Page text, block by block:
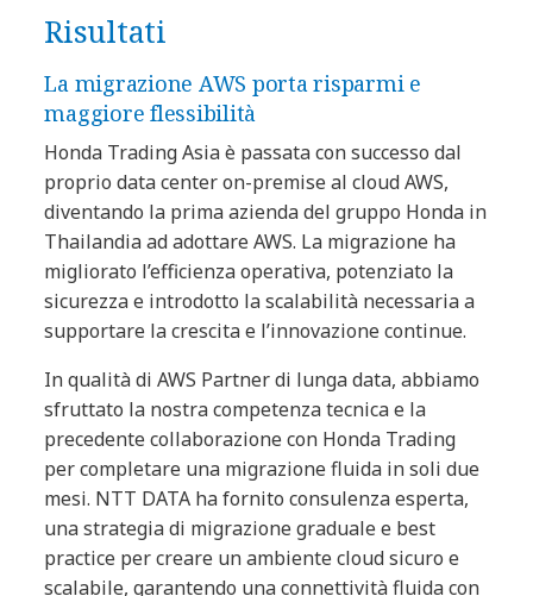
Risultati
La migrazione AWS porta risparmi e
maggiore flessibilità
Honda Trading Asia è passata con successo dal
proprio data center on-premise al cloud AWS,
diventando la prima azienda del gruppo Honda in
Thailandia ad adottare AWS. La migrazione ha
migliorato l’efficienza operativa, potenziato la
sicurezza e introdotto la scalabilità necessaria a
supportare la crescita e l’innovazione continue.
In qualità di AWS Partner di lunga data, abbiamo
sfruttato la nostra competenza tecnica e la
precedente collaborazione con Honda Trading
per completare una migrazione fluida in soli due
mesi. NTT DATA ha fornito consulenza esperta,
una strategia di migrazione graduale e best
practice per creare un ambiente cloud sicuro e
scalabile, garantendo una connettività fluida con